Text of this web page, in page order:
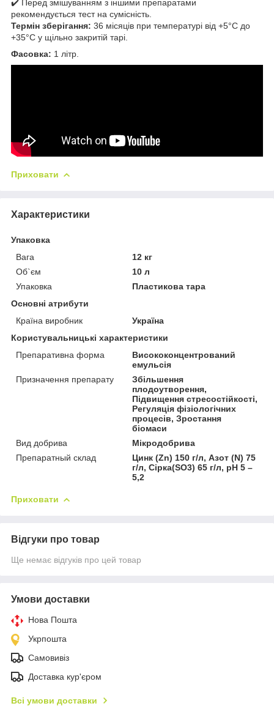
✔️ Перед змішуванням з іншими препаратами
рекомендується тест на сумісність.
Термін зберігання: 36 місяців при температурі від +5°С до
+35°С у щільно закритій тарі.
Фасовка: 1 літр.
Приховати
Характеристики
Упаковка
Вага
12 кг
Об`єм
10 л
Упаковка
Пластикова тара
Основні атрибути
Країна виробник
Україна
Користувальницькі характеристики
Препаративна форма
Висококонцентрований
емульсія
Призначення препарату
Збільшення
плодоутворення,
Підвищення стресостійкості,
Регуляція фізіологічних
процесів, Зростання
біомаси
Вид добрива
Мікродобрива
Препаратный склад
Цинк (Zn) 150 г/л, Азот (N) 75
г/л, Сірка(SO3) 65 г/л, pH 5 –
5,2
Приховати
Відгуки про товар
Ще немає відгуків про цей товар
Умови доставки
Нова Пошта
Укрпошта
Самовивіз
Доставка кур'єром
Всі умови доставки